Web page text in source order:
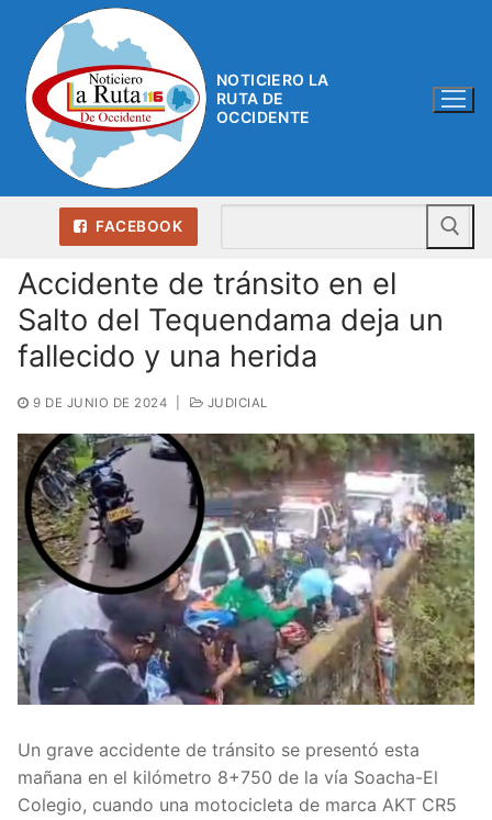
contenido
NOTICIERO LA
RUTA DE
OCCIDENTE
FACEBOOK
Accidente de tránsito en el
Salto del Tequendama deja un
fallecido y una herida
9 DE JUNIO DE 2024 JUDICIAL
Un grave accidente de tránsito se presentó esta
mañana en el kilómetro 8+750 de la vía Soacha-El
Colegio, cuando una motocicleta de marca AKT CR5